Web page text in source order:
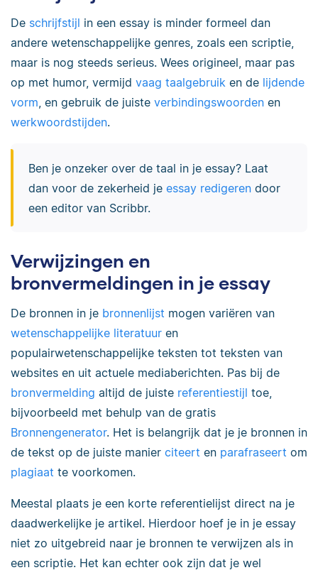
De schrijfstijl in een essay is minder formeel dan
andere wetenschappelijke genres, zoals een scriptie,
maar is nog steeds serieus. Wees origineel, maar pas
op met humor, vermijd vaag taalgebruik en de lijdende
vorm, en gebruik de juiste verbindingswoorden en
werkwoordstijden.
Ben je onzeker over de taal in je essay? Laat
dan voor de zekerheid je essay redigerendoor
een editor van Scribbr.
Verwijzingen en
bronvermeldingen in je essay
De bronnen in je bronnenlijst mogen variëren van
wetenschappelijke literatuur en
populairwetenschappelijke teksten tot teksten van
websites en uit actuele mediaberichten. Pas bij de
bronvermelding altijd de juiste referentiestijl toe,
bijvoorbeeld met behulp van de gratis
Bronnengenerator. Het is belangrijk dat je je bronnen in
de tekst op de juiste manier citeert en parafraseert om
plagiaat te voorkomen.
Meestal plaats je een korte referentielijst direct na je
daadwerkelijke je artikel. Hierdoor hoef je in je essay
niet zo uitgebreid naar je bronnen te verwijzen als in
een scriptie. Het kan echter ook zijn dat je wel